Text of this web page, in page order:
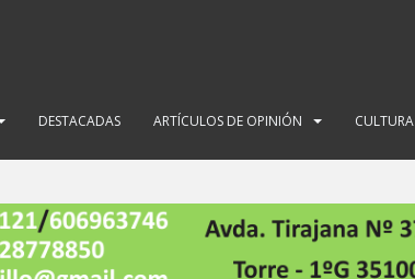
DESTACADAS ARTÍCULOS DE OPINIÓN CULTURA